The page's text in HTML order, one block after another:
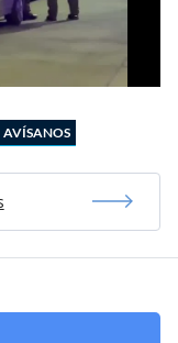
AVÍSANOS